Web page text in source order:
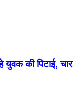
युवक की पिटाई, चार